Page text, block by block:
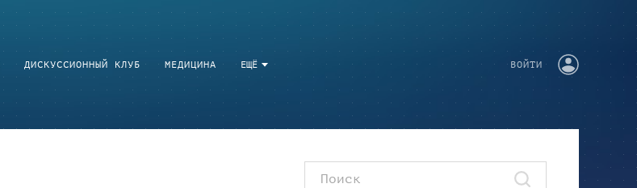
ЕЩЁ
ДИСКУССИОННЫЙ КЛУБ МЕДИЦИНА ВОЙТИ